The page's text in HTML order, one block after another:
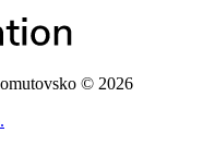
© 2026